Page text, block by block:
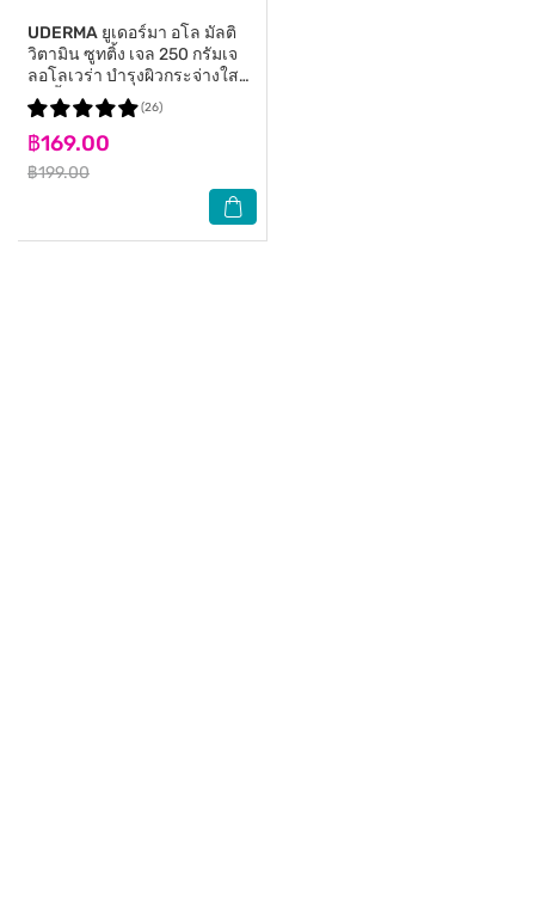
UDERMA ยูเดอร์มา อโล มัลติ
วิตามิน ซูทติ้ง เจล 250 กรัมเจ
ลอโลเวร่า บำรุงผิวกระจ่างใส
ชุ่มชื้น
฿169.00
฿199.00
(26)